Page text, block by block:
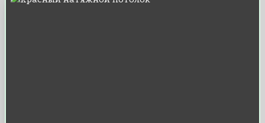
Задумываюсь теперь о натяжном потолке в ванную.